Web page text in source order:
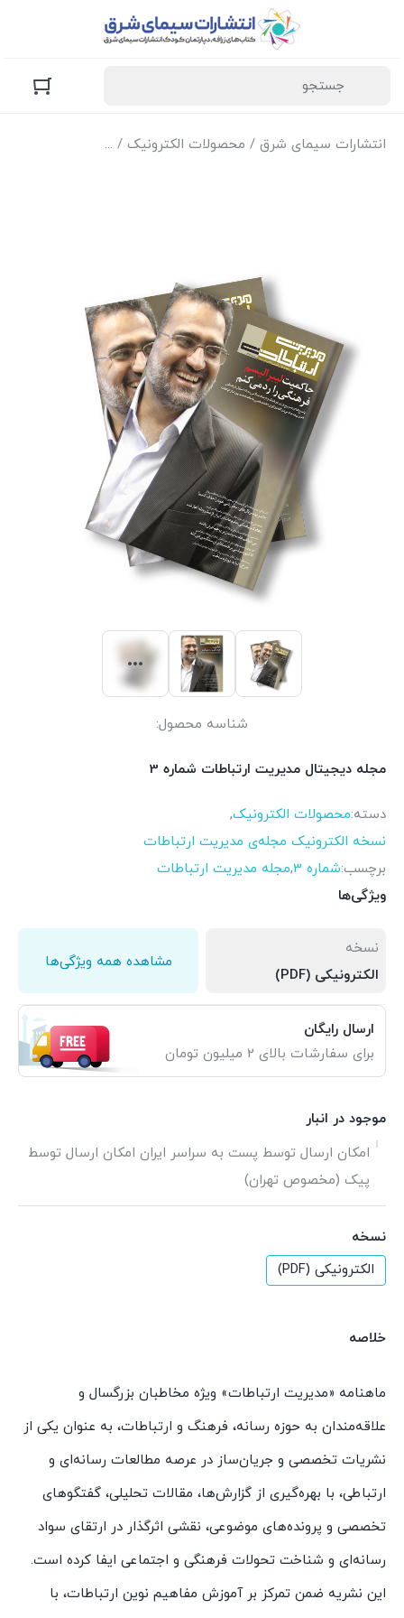
انتشارات سیمای شرق / محصولات الکترونیک / نسخه الکترونیک
شناسه محصول:
مجله دیجیتال مدیریت ارتباطات شماره 3
دسته:محصولات الکترونیک,
نسخه الکترونیک مجله‌ی مدیریت ارتباطات
برچسب:شماره 3 ,مجله مدیریت ارتباطات
ویژگی‌ها
نسخه
الکترونیکی (PDF)
مشاهده همه ویژگی‌ها
ارسال رایگان
برای سفارشات بالای 2 میلیون تومان
موجود در انبار
امکان ارسال توسط پست به سراسر ایران امکان ارسال توسط
پیک (مخصوص تهران)
نسخه
الکترونیکی (PDF)
خلاصه
ماهنامه «مدیریت ارتباطات» ویژه مخاطبان بزرگسال و
علاقه‌مندان به حوزه رسانه، فرهنگ و ارتباطات، به عنوان یکی از
نشریات تخصصی و جریان‌ساز در عرصه مطالعات رسانه‌ای و
ارتباطی، با بهره‌گیری از گزارش‌ها، مقالات تحلیلی، گفتگوهای
تخصصی و پرونده‌های موضوعی، نقشی اثرگذار در ارتقای سواد
رسانه‌ای و شناخت تحولات فرهنگی و اجتماعی ایفا کرده است.
این نشریه ضمن تمرکز بر آموزش مفاهیم نوین ارتباطات، با